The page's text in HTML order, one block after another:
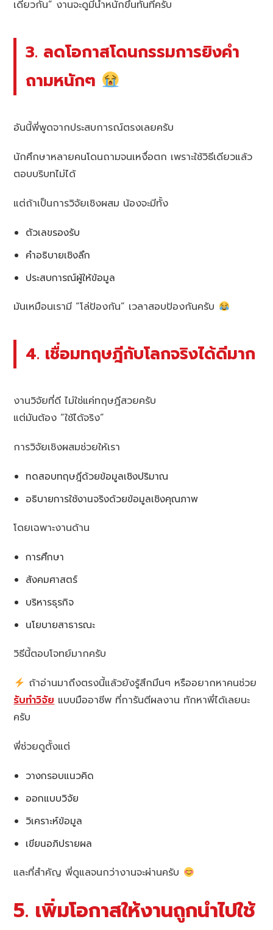
เดียวกัน” งานจะดูมีน้ำหนักขึ้นทันทีครับ
3. ลดโอกาสโดนกรรมการยิงคำ
ถามหนักๆ
อันนี้พี่พูดจากประสบการณ์ตรงเลยครับ
นักศึกษาหลายคนโดนถามจนเหงื่อตก เพราะใช้วิธีเดียวแล้ว
ตอบบริบทไม่ได้
แต่ถ้าเป็นการวิจัยเชิงผสม น้องจะมีทั้ง
ตัวเลขรองรับ
คำอธิบายเชิงลึก
ประสบการณ์ผู้ให้ข้อมูล
มันเหมือนเรามี “โล่ป้องกัน” เวลาสอบป้องกันครับ
4. เชื่อมทฤษฎีกับโลกจริงได้ดีมาก
งานวิจัยที่ดี ไม่ใช่แค่ทฤษฎีสวยครับ
แต่มันต้อง “ใช้ได้จริง”
การวิจัยเชิงผสมช่วยให้เรา
ทดสอบทฤษฎีด้วยข้อมูลเชิงปริมาณ
อธิบายการใช้งานจริงด้วยข้อมูลเชิงคุณภาพ
โดยเฉพาะงานด้าน
การศึกษา
สังคมศาสตร์
บริหารธุรกิจ
นโยบายสาธารณะ
วิธีนี้ตอบโจทย์มากครับ
ถ้าอ่านมาถึงตรงนี้แล้วยังรู้สึกมึนๆ หรืออยากหาคนช่วย
รับทำวิจัยแบบมืออาชีพ ที่การันตีผลงาน ทักหาพี่ได้เลยนะ
ครับ
พี่ช่วยดูตั้งแต่
วางกรอบแนวคิด
ออกแบบวิจัย
วิเคราะห์ข้อมูล
เขียนอภิปรายผล
และที่สำคัญ พี่ดูแลจนกว่างานจะผ่านครับ
5. เพิ่มโอกาสให้งานถูกนำไปใช้